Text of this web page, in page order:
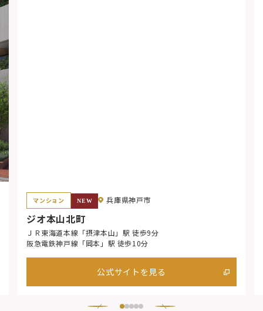
兵庫県神戸市
ジオ本山北町
ＪＲ東海道本線「摂津本山」駅 徒歩9分
阪急電鉄神戸線「岡本」駅 徒歩10分
公式サイトを見る